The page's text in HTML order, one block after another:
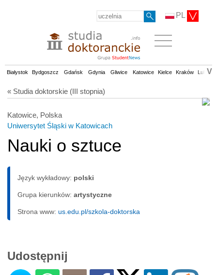
PL
Białystok Bydgoszcz Gdańsk Gdynia Gliwice Katowice Kielce Kraków Lublin
V
« Studia doktorskie (III stopnia)
Katowice, Polska
Uniwersytet Śląski w Katowicach
Nauki o sztuce
Język wykładowy: polski
Grupa kierunków: artystyczne
Strona www: us.edu.pl/szkola-doktorska
Udostępnij